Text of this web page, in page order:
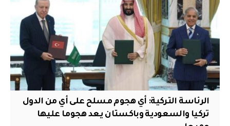
الرئاسة التركية: أي هجوم مسلح على أي من الدول
تركيا والسعودية وباكستان يعد هجوما عليها